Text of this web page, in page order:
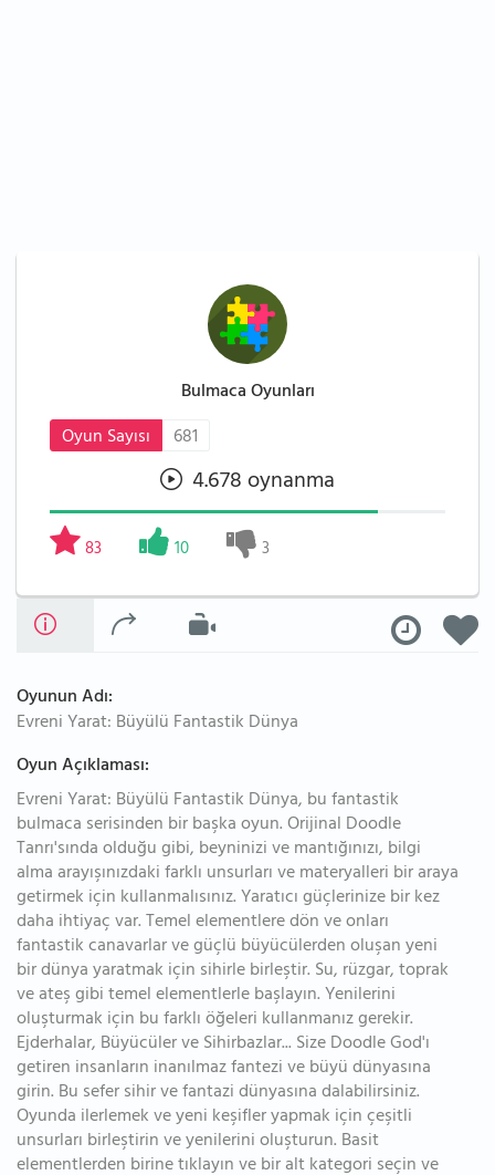
Bulmaca Oyunları
Oyun Sayısı
681
4.678 oynanma
83 10 3
Oyunun Adı:
Evreni Yarat: Büyülü Fantastik Dünya
Oyun Açıklaması:
Evreni Yarat: Büyülü Fantastik Dünya, bu fantastik
bulmaca serisinden bir başka oyun. Orijinal Doodle
Tanrı'sında olduğu gibi, beyninizi ve mantığınızı, bilgi
alma arayışınızdaki farklı unsurları ve materyalleri bir araya
getirmek için kullanmalısınız. Yaratıcı güçlerinize bir kez
daha ihtiyaç var. Temel elementlere dön ve onları
fantastik canavarlar ve güçlü büyücülerden oluşan yeni
bir dünya yaratmak için sihirle birleştir. Su, rüzgar, toprak
ve ateş gibi temel elementlerle başlayın. Yenilerini
oluşturmak için bu farklı öğeleri kullanmanız gerekir.
Ejderhalar, Büyücüler ve Sihirbazlar... Size Doodle God'ı
getiren insanların inanılmaz fantezi ve büyü dünyasına
girin. Bu sefer sihir ve fantazi dünyasına dalabilirsiniz.
Oyunda ilerlemek ve yeni keşifler yapmak için çeşitli
unsurları birleştirin ve yenilerini oluşturun. Basit
elementlerden birine tıklayın ve bir alt kategori seçin ve